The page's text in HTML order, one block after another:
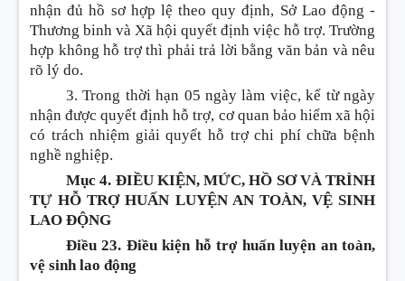
nhận đủ hồ sơ hợp lệ theo quy định, Sở Lao động -
Thương binh và Xã hội quyết định việc hỗ trợ. Trường
hợp không hỗ trợ thì phải trả lời bằng văn bản và nêu
rõ lý do.
3. Trong thời hạn 05 ngày làm việc, kể từ ngày
nhận được quyết định hỗ trợ, cơ quan bảo hiểm xã hội
có trách nhiệm giải quyết hỗ trợ chi phí chữa bệnh
nghề nghiệp.
Mục 4. ĐIỀU KIỆN, MỨC, HỒ SƠ VÀ TRÌNH
TỰ HỖ TRỢ HUẤN LUYỆN AN TOÀN, VỆ SINH
LAO ĐỘNG
Điều 23. Điều kiện hỗ trợ huấn luyện an toàn,
vệ sinh lao động